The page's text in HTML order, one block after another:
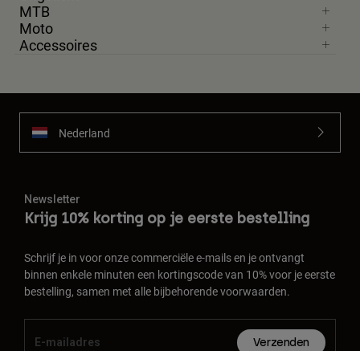
MTB
Moto
Accessoires
Nederland
Newsletter
Krijg 10% korting op je eerste bestelling
Schrijf je in voor onze commerciële e-mails en je ontvangt
binnen enkele minuten een kortingscode van 10% voor je eerste
bestelling, samen met alle bijbehorende voorwaarden.
Verzenden